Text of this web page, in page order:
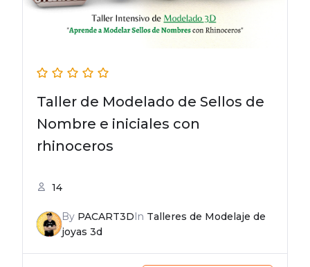
Taller de Modelado de Sellos de
Nombre e iniciales con
rhinoceros
14
By PACART3DIn Talleres de Modelaje de
joyas 3d